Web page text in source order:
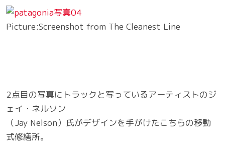
Picture:Screenshot from The Cleanest Line
2点目の写真にトラックと写っているアーティストのジ
ェイ・ネルソン
（Jay Nelson）氏がデザインを手がけたこちらの移動
式修繕所。